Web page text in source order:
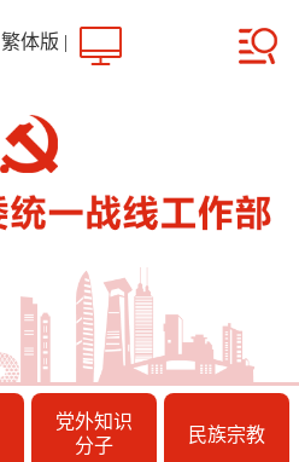
繁体版 |
党外知识
分子
民族宗教